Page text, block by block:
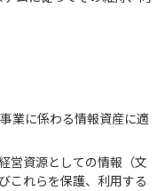
業に係わる情報資産に適
営資源としての情報（文
これらを保護、利用する